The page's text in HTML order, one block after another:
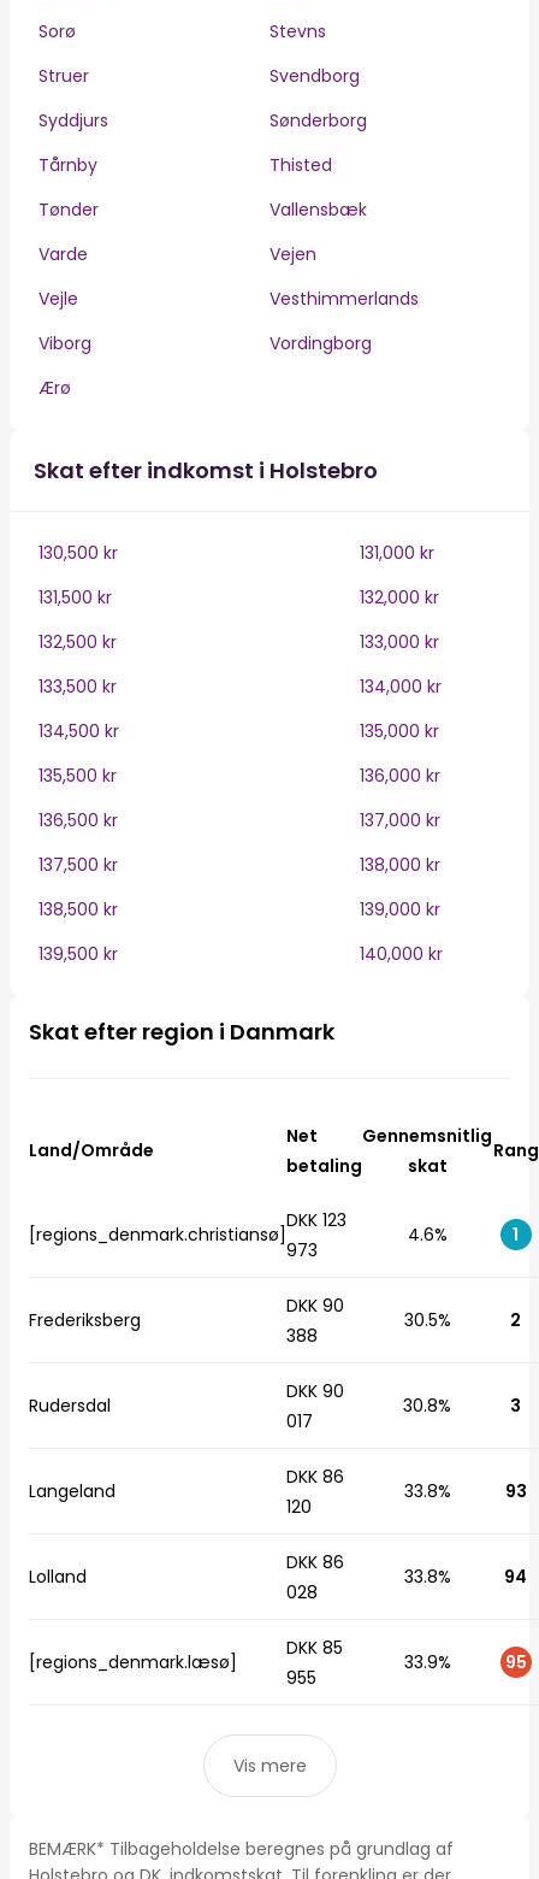
Sorø
Stevns
Struer
Svendborg
Syddjurs
Sønderborg
Tårnby
Thisted
Tønder
Vallensbæk
Varde
Vejen
Vejle
Vesthimmerlands
Viborg
Vordingborg
Ærø
Skat efter indkomst i Holstebro
130,500 kr
131,000 kr
131,500 kr
132,000 kr
132,500 kr
133,000 kr
133,500 kr
134,000 kr
134,500 kr
135,000 kr
135,500 kr
136,000 kr
136,500 kr
137,000 kr
137,500 kr
138,000 kr
138,500 kr
139,000 kr
139,500 kr
140,000 kr
Skat efter region i Danmark
Land/Område
Net
betaling
Gennemsnitlig
skat
Rang
[regions_denmark.christiansø]
DKK 123
973
4.6% 1
Frederiksberg
DKK 90
388
30.5% 2
Rudersdal
DKK 90
017
30.8% 3
Langeland
DKK 86
120
33.8% 93
Lolland
DKK 86
028
33.8% 94
[regions_denmark.læsø]
DKK 85
955
33.9% 95
Vis mere
BEMÆRK* Tilbageholdelse beregnes på grundlag af